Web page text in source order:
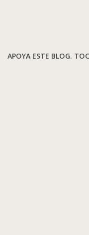
APOYA ESTE BLOG.